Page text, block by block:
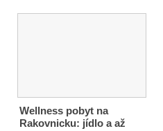
Wellness pobyt na
Rakovnicku: jídlo a až